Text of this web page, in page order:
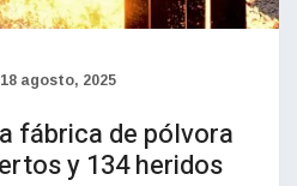
18 agosto, 2025
fábrica de pólvora
y 134 heridos